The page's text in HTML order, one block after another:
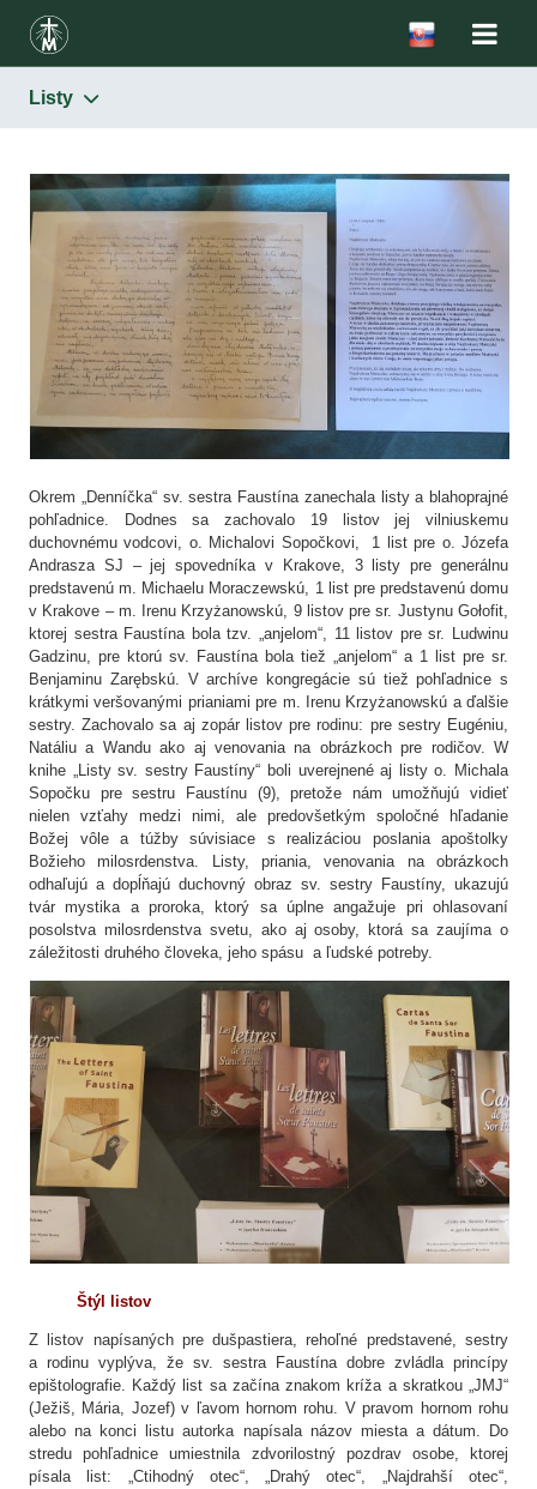
Listy
Listy
Okrem „Denníčka“ sv. sestra Faustína zanechala listy a blahoprajné
pohľadnice. Dodnes sa zachovalo 19 listov jej vilniuskemu
duchovnému vodcovi, o. Michalovi Sopočkovi, 1 list pre o. Józefa
Andrasza SJ – jej spovedníka v Krakove, 3 listy pre generálnu
predstavenú m. Michaelu Moraczewskú, 1 list pre predstavenú domu
v Krakove – m. Irenu Krzyżanowskú, 9 listov pre sr. Justynu Gołofit,
ktorej sestra Faustína bola tzv. „anjelom“, 11 listov pre sr. Ludwinu
Gadzinu, pre ktorú sv. Faustína bola tiež „anjelom“ a 1 list pre sr.
Benjaminu Zarębskú. V archíve kongregácie sú tiež pohľadnice s
krátkymi veršovanými prianiami pre m. Irenu Krzyżanowskú a ďalšie
sestry. Zachovalo sa aj zopár listov pre rodinu: pre sestry Eugéniu,
Natáliu a Wandu ako aj venovania na obrázkoch pre rodičov. W
knihe „Listy sv. sestry Faustíny“ boli uverejnené aj listy o. Michala
Sopočku pre sestru Faustínu (9), pretože nám umožňujú vidieť
nielen vzťahy medzi nimi, ale predovšetkým spoločné hľadanie
Božej vôle a túžby súvisiace s realizáciou poslania apoštolky
Božieho milosrdenstva. Listy, priania, venovania na obrázkoch
odhaľujú a dopĺňajú duchovný obraz sv. sestry Faustíny, ukazujú
tvár mystika a proroka, ktorý sa úplne angažuje pri ohlasovaní
posolstva milosrdenstva svetu, ako aj osoby, ktorá sa zaujíma o
záležitosti druhého človeka, jeho spásu a ľudské potreby.
Štýl listov
Z listov napísaných pre dušpastiera, rehoľné predstavené, sestry
a rodinu vyplýva, že sv. sestra Faustína dobre zvládla princípy
epištolografie. Každý list sa začína znakom kríža a skratkou „JMJ“
(Ježiš, Mária, Jozef) v ľavom hornom rohu. V pravom hornom rohu
alebo na konci listu autorka napísala názov miesta a dátum. Do
stredu pohľadnice umiestnila zdvorilostný pozdrav osobe, ktorej
písala list: „Ctihodný otec“, „Drahý otec“, „Najdrahší otec“,